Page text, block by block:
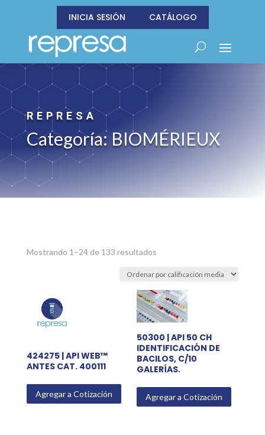
INICIA SESIÓN CATÁLOGO
REPRESA
Categoría: BIOMÉRIEUX
Mostrando 1–24 de 133 resultadosSorted
average
rating
424275 | API WEB™
ANTES CAT. 400111
Agregar a Cotización
50300 | API 50 CH
IDENTIFICACIÓN DE
BACILOS, C/10
GALERÍAS.
Agregar a Cotización